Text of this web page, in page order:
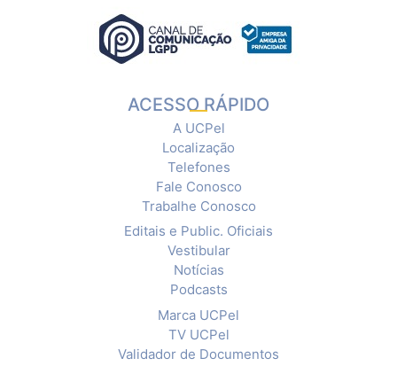
ACESSO RÁPIDO
A UCPel
Localização
Telefones
Fale Conosco
Trabalhe Conosco
Editais e Public. Oficiais
Vestibular
Notícias
Podcasts
Marca UCPel
TV UCPel
Validador de Documentos